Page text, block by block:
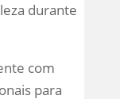
durante
com
para